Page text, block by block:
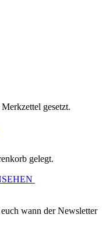
gesetzt.
gelegt.
wann der Newsletter